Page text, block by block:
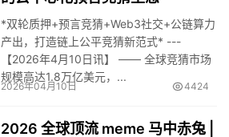
*双轮质押+预言竞猜+Web3社交+公链算力
产出，打造链上公平竞猜新范式* ---
【2026年4月10日讯】 —— 全球竞猜市场
规模高达1.8万亿美元，...
2026年04月10日 4424
2026 全球顶流 meme 马中赤兔 |